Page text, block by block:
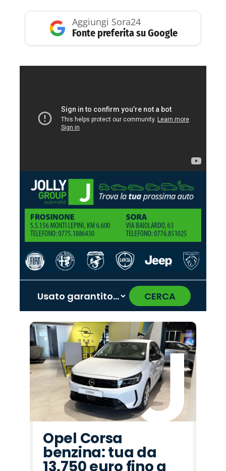
Aggiungi Sora24
Fonte preferita su Google
CERCA
Promo
Alfa
Romeo
Promo
Lancia
Promo
Citroën
Promo
Jeep
Promo
Seat
Promo
Opel
Promo
Fiat
Promo
Omoda
Promo
Cupra
Promo
Mazda
Promo
Hyundai
Promo
Abarth
Promo
Peugeot
Promo
Land
Rover
Promo
Jaecoo
‹ ›
Opel Corsa
benzina: tua da
13.750 euro fino a